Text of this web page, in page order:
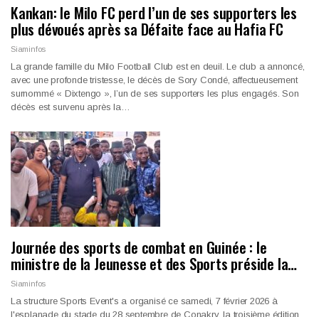
Kankan: le Milo FC perd l’un de ses supporters les
plus dévoués après sa Défaite face au Hafia FC
Siaminfos
La grande famille du Milo Football Club est en deuil. Le club a annoncé,
avec une profonde tristesse, le décès de Sory Condé, affectueusement
surnommé « Dixtengo », l’un de ses supporters les plus engagés. Son
décès est survenu après la…
Journée des sports de combat en Guinée : le
ministre de la Jeunesse et des Sports préside la…
Siaminfos
La structure Sports Event's a organisé ce samedi, 7 février 2026 à
l'esplanade du stade du 28 septembre de Conakry, la troisième édition